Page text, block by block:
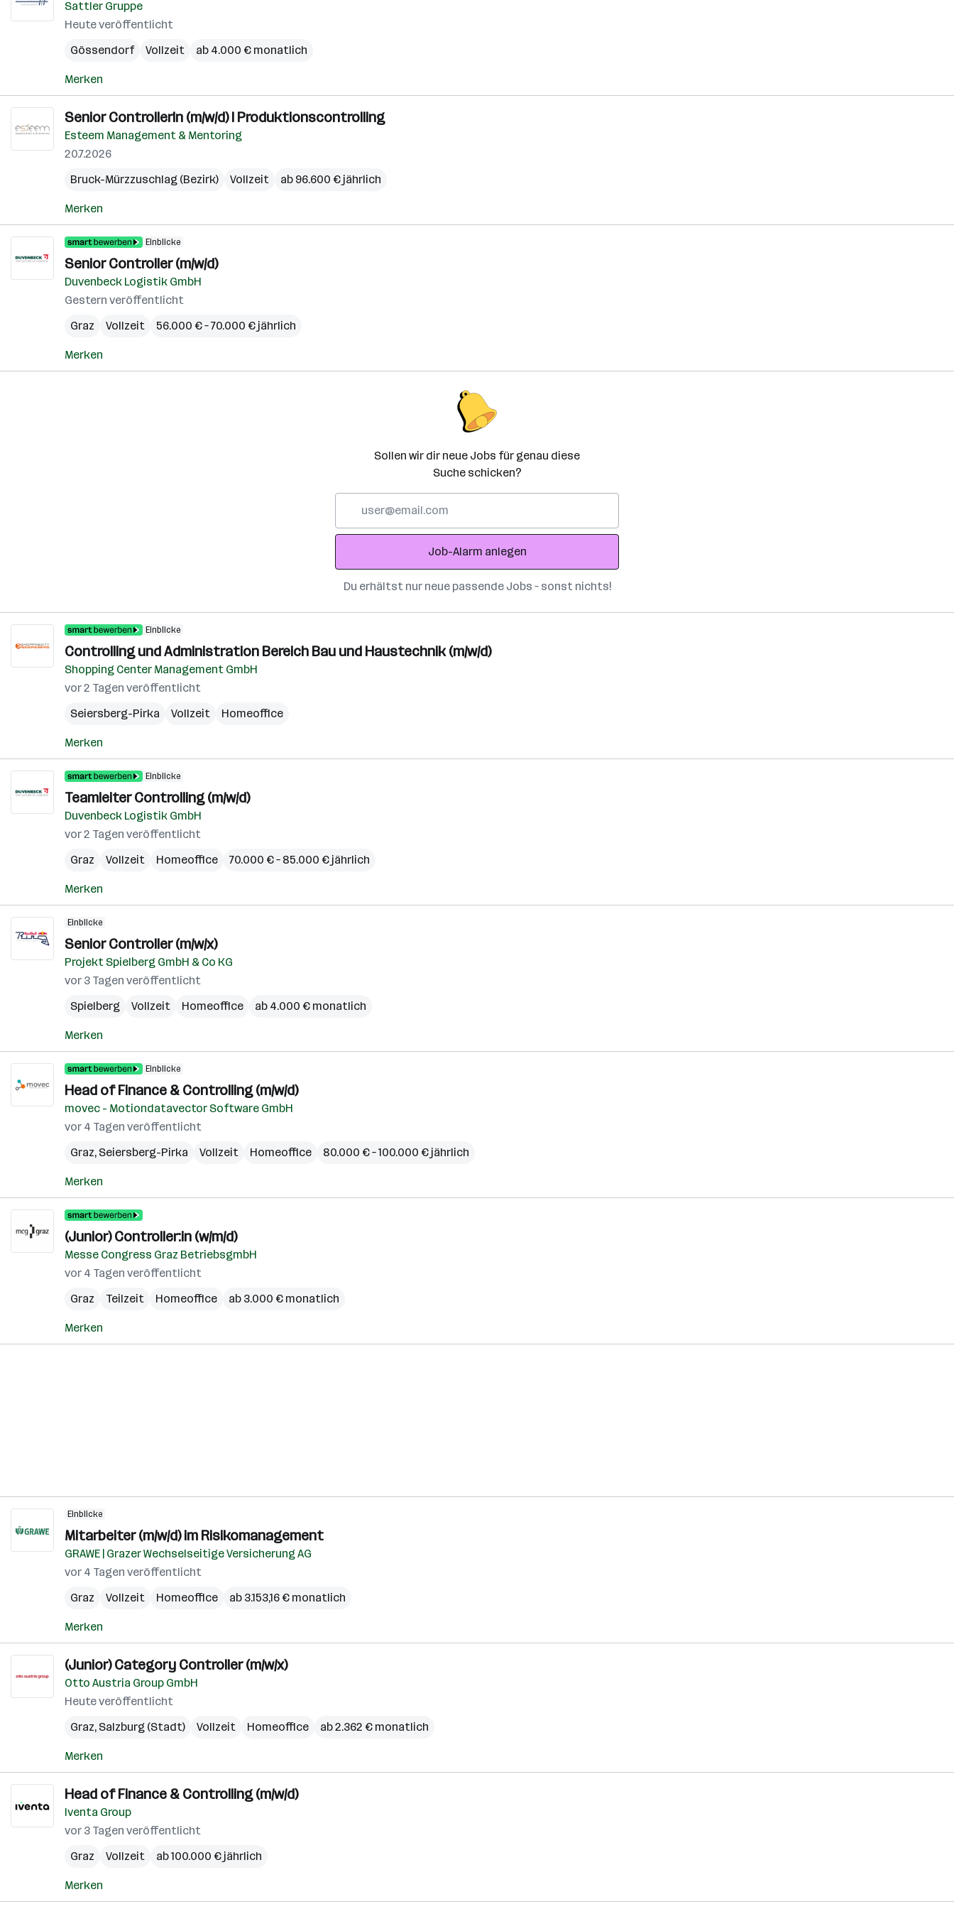
Sattler Gruppe
Heute veröffentlicht
Gössendorf
Vollzeit ab 4.000 € monatlich
Merken
Senior ControllerIn (m/w/d) I Produktionscontrolling
Esteem Management & Mentoring
20.7.2026
Bruck-Mürzzuschlag (Bezirk)
Vollzeit ab 96.600 € jährlich
Merken
Einblicke
Senior Controller (m/w/d)
Duvenbeck Logistik GmbH
Gestern veröffentlicht
Graz
Vollzeit 56.000 € – 70.000 € jährlich
Merken
Sollen wir dir neue Jobs für genau diese
Suche schicken?
Adresse
Job-Alarm anlegen
Du erhältst nur neue passende Jobs – sonst nichts!
Einblicke
Controlling und Administration Bereich Bau und Haustechnik (m/w/d)
Shopping Center Management GmbH
vor 2 Tagen veröffentlicht
Seiersberg-Pirka
Vollzeit Homeoffice
Merken
Einblicke
Teamleiter Controlling (m/w/d)
Duvenbeck Logistik GmbH
vor 2 Tagen veröffentlicht
Graz
Vollzeit Homeoffice 70.000 € – 85.000 € jährlich
Merken
Einblicke
Senior Controller (m/w/x)
Projekt Spielberg GmbH & Co KG
vor 3 Tagen veröffentlicht
Spielberg
Vollzeit Homeoffice ab 4.000 € monatlich
Merken
Einblicke
Head of Finance & Controlling (m/w/d)
movec - Motiondatavector Software GmbH
vor 4 Tagen veröffentlicht
Graz, Seiersberg-Pirka Vollzeit Homeoffice 80.000 € – 100.000 € jährlich
Merken
(Junior) Controller:in (w/m/d)
Messe Congress Graz BetriebsgmbH
vor 4 Tagen veröffentlicht
Graz
Teilzeit Homeoffice ab 3.000 € monatlich
Merken
Einblicke
Mitarbeiter (m/w/d) im Risikomanagement
GRAWE | Grazer Wechselseitige Versicherung AG
vor 4 Tagen veröffentlicht
Graz
Vollzeit Homeoffice ab 3.153,16 € monatlich
Merken
(Junior) Category Controller (m/w/x)
Otto Austria Group GmbH
Heute veröffentlicht
Graz, Salzburg (Stadt) Vollzeit Homeoffice ab 2.362 € monatlich
Merken
Head of Finance & Controlling (m/w/d)
Iventa Group
vor 3 Tagen veröffentlicht
Graz
Vollzeit ab 100.000 € jährlich
Merken